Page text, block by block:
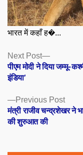
भारत में कहाँ ह�...
Posts
navigation
Previous Post
post:
मंत्री राजीव चन्द्रशेखर ने
की शुरुआत की
Next Post
Next
post:
पीएम मोदी ने दिया जम्मू-
इंडिया’